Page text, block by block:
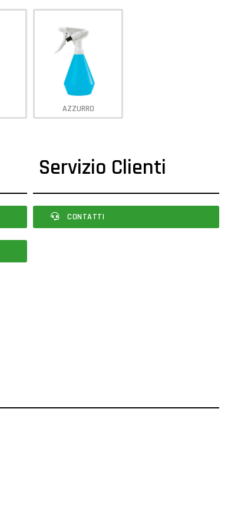
AZZURRO
Servizio Clienti
CONTATTI